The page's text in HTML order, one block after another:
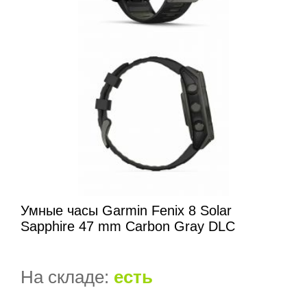
Умные часы Garmin Fenix 8 Solar
Sapphire 47 mm Carbon Gray DLC
На складе: есть